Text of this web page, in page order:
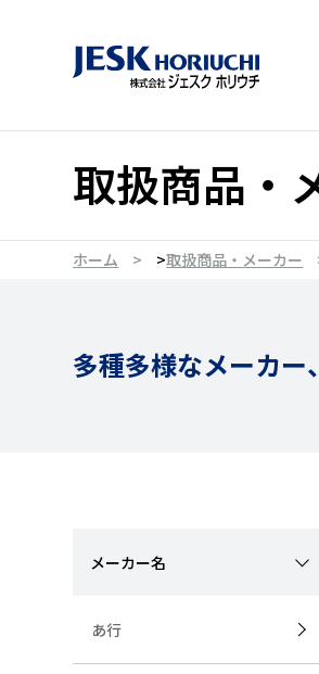
取扱商品・
ホーム >取扱商品・メーカー
多種多様なメーカー、
メーカー名
あ行